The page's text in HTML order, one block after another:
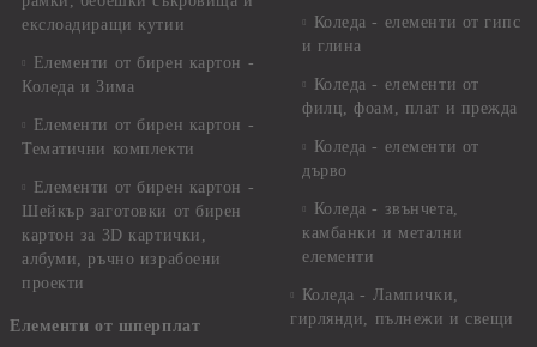
екслоадиращи кутии
Елементи от бирен картон -
Коледа и Зима
Елементи от бирен картон -
Тематични комплекти
Елементи от бирен картон -
Шейкър заготовки от бирен
картон за 3D картички,
албуми, ръчно израбоени
проекти
Елементи от шперплат
Коледа - елементи от гипс
и глина
Коледа - елементи от
филц, фоам, плат и прежда
Коледа - елементи от
дърво
Коледа - звънчета,
камбанки и метални
елементи
Коледа - Лампички,
гирлянди, пълнежи и свещи